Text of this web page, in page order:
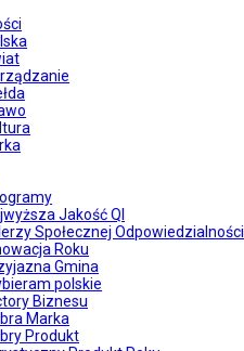
Jakość QI
Społecznej Odpowiedzialności
Roku
Gmina
polskie
Biznesu
Marka
Produkt